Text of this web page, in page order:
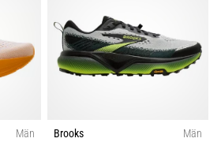
Män
Brooks
Män